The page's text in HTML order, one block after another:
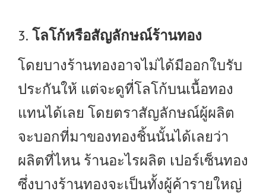
3. โลโก้หรือสัญลักษณ์ร้านทอง
โดยบางร้านทองอาจไม่ได้มีออกใบรับ
ประกันให้ แต่จะดูที่โลโก้บนเนื้อทอง
แทนได้เลย โดยตราสัญลักษณ์ผู้ผลิต
จะบอกที่มาของทองชิ้นนั้นได้เลยว่า
ผลิตที่ไหน ร้านอะไรผลิต เปอร์เซ็นทอง
ซึ่งบางร้านทองจะเป็นทั้งผู้ค้ารายใหญ่